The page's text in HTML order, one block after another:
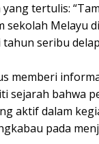
tertulis:
sekolah Melayu
tahun seribu
memberi
sejarah bahwa
aktif dalam
pada